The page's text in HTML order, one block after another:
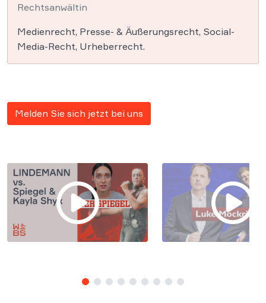
Rechtsanwältin
Medienrecht, Presse- & Äußerungsrecht, Social-
Media-Recht, Urheberrecht.
Melden Sie sich jetzt bei uns